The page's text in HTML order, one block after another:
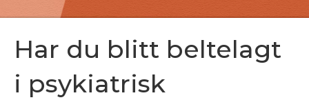
Har du blitt beltelagt
i psykiatrisk